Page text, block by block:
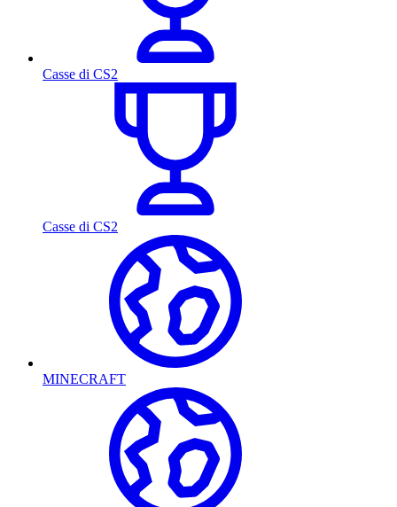
Casse di CS2
Casse di CS2
MINECRAFT